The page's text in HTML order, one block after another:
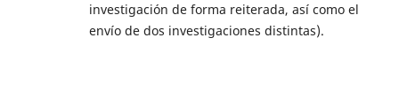
investigación de forma reiterada, así como el
envío de dos investigaciones distintas).